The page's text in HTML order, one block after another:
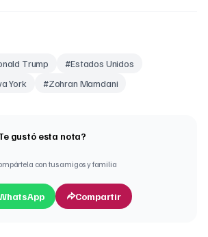
Trump #Estados Unidos
York #Zohran Mamdani
gustó esta nota?
con tus amigos y familia
Compartir